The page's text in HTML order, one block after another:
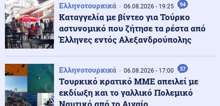
Κοινωνία 06.08.2026 - 23:06
Διατάχθηκε ΕΔΕ για τους αστυνομικούς που
εμπλέκονται στην υπόθεση της 75χρονης στα Χανιά
Κόσμος 06.08.2026 - 23:04
Τουρκία: Σχέδιο διάσωσης για δύο ιστορικά ορθόδοξα
μοναστήρια της Τραπεζούντας
Ελληνοτουρκικά 06.08.2026 - 19:25 94
Καταγγελία με βίντεο για Τούρκο
αστυνομικό που ζήτησε τα ρέστα από
Έλληνες εντός Αλεξανδρούπολης
Ελληνοτουρκικά 06.08.2026 - 17:00 37
Tουρκικό κρατικό ΜΜΕ απειλεί με
εκδίωξη και το γαλλικό Πολεμικό